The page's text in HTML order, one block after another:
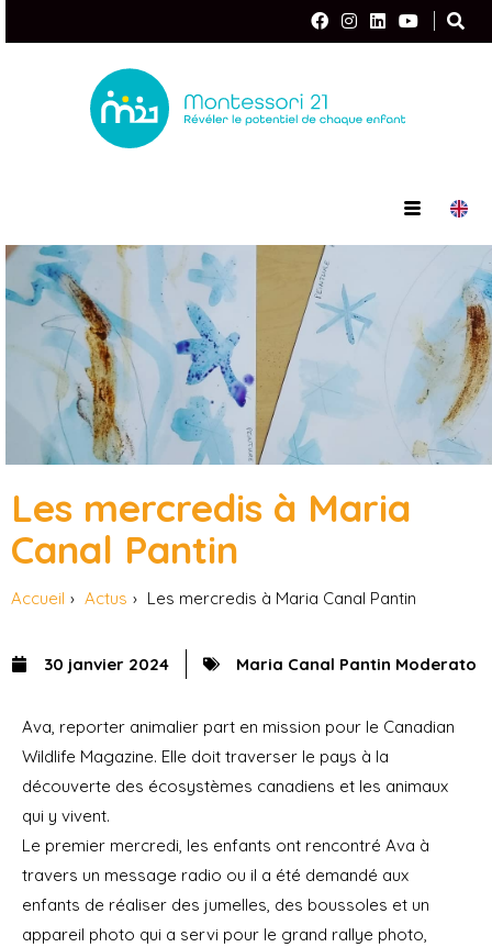
Les mercredis à Maria
Canal Pantin
Accueil Actus Les mercredis à Maria Canal Pantin
30 janvier 2024 Maria Canal Pantin Moderato
Ava, reporter animalier part en mission pour le Canadian
Wildlife Magazine. Elle doit traverser le pays à la
découverte des écosystèmes canadiens et les animaux
qui y vivent.
Le premier mercredi, les enfants ont rencontré Ava à
travers un message radio ou il a été demandé aux
enfants de réaliser des jumelles, des boussoles et un
appareil photo qui a servi pour le grand rallye photo,